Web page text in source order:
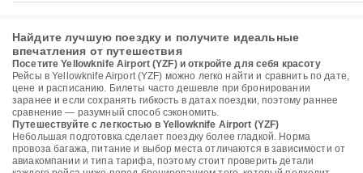
Найдите лучшую поездку и получите идеальные
впечатления от путешествия
Посетите Yellowknife Airport (YZF) и откройте для себя красоту
Рейсы в Yellowknife Airport (YZF) можно легко найти и сравнить по дате,
цене и расписанию. Билеты часто дешевле при бронировании
заранее и если сохранять гибкость в датах поездки, поэтому раннее
сравнение — разумный способ сэкономить.
Путешествуйте с легкостью в Yellowknife Airport (YZF)
Небольшая подготовка сделает поездку более гладкой. Норма
провоза багажа, питание и выбор места отличаются в зависимости от
авиакомпании и типа тарифа, поэтому стоит проверить детали